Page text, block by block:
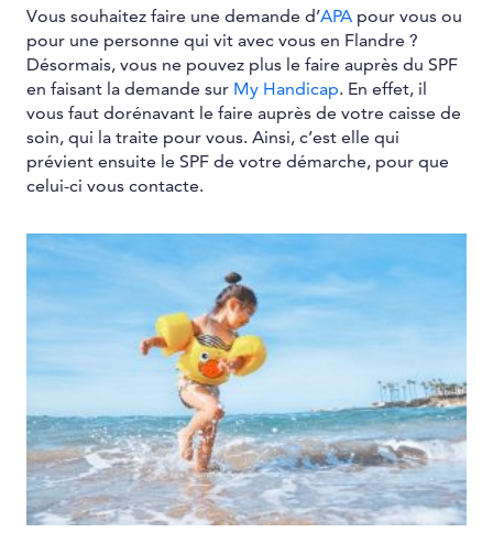
Vous souhaitez faire une demande d’APA pour vous ou
pour une personne qui vit avec vous en Flandre ?
Désormais, vous ne pouvez plus le faire auprès du SPF
en faisant la demande sur My Handicap. En effet, il
vous faut dorénavant le faire auprès de votre caisse de
soin, qui la traite pour vous. Ainsi, c’est elle qui
prévient ensuite le SPF de votre démarche, pour que
celui-ci vous contacte.